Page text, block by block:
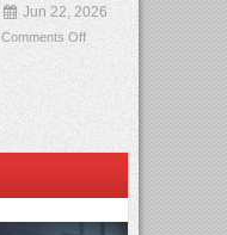
Jun 22, 2026
Comments Off